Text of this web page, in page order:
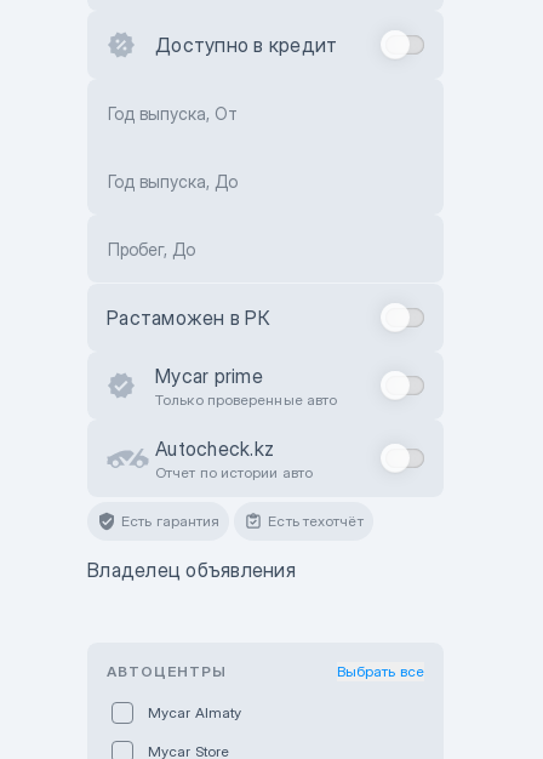
Доступно в кредит
Год выпуска, От
Год выпуска, До
Пробег, До
Растаможен в РК
Mycar prime
Только проверенные авто
Autocheck.kz
Отчет по истории авто
Есть гарантия Есть техотчёт
Владелец объявления
АВТОЦЕНТРЫ Выбрать все
Mycar Almaty
Mycar Store